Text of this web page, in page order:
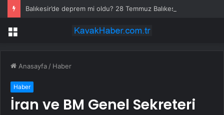
Menü
Anasayfa / Haber
Haber
İran ve BM Genel Sekreteri